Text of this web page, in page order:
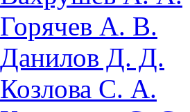
Горячев А. В.
Данилов Д. Д.
Козлова С. А.